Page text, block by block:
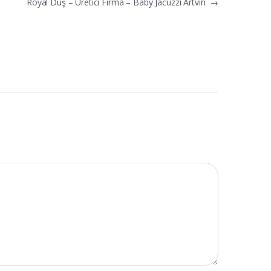
Royal Duş – Üretici Firma – Baby Jacuzzi Artvin →